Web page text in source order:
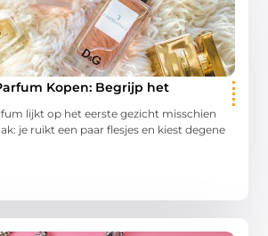
Kopen: Begrijp het
lijkt op het eerste gezicht misschien
je ruikt een paar flesjes en kiest degene